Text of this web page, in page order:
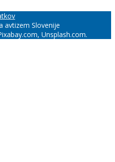
avtizem Slovenije
Unsplash.com.